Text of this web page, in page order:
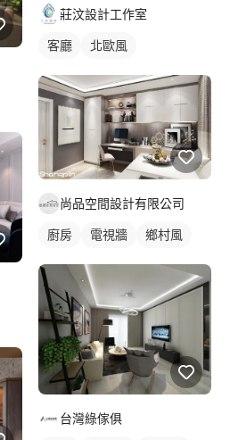
莊汶設計工作室
客廳 北歐風
尚品空間設計有限公司
廚房 電視牆 鄉村風
台灣綠傢俱